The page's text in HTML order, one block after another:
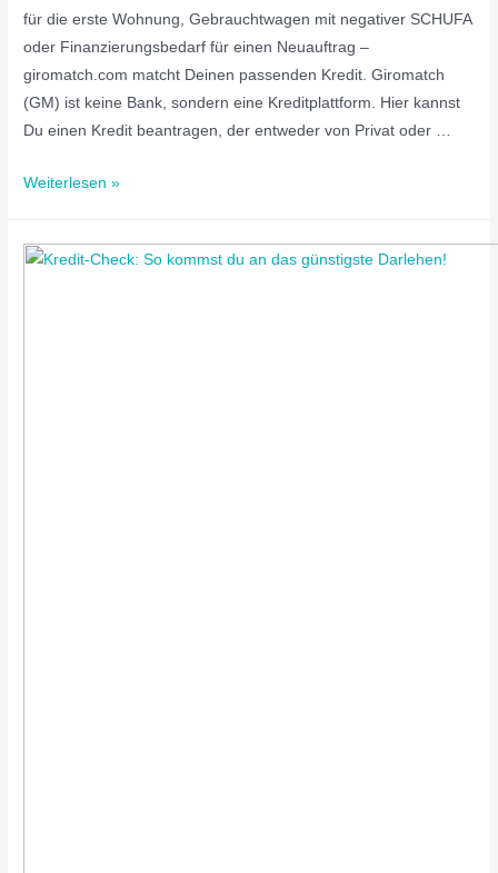
für die erste Wohnung, Gebrauchtwagen mit negativer SCHUFA
oder Finanzierungsbedarf für einen Neuauftrag –
giromatch.com matcht Deinen passenden Kredit. Giromatch
(GM) ist keine Bank, sondern eine Kreditplattform. Hier kannst
Du einen Kredit beantragen, der entweder von Privat oder …
Weiterlesen »